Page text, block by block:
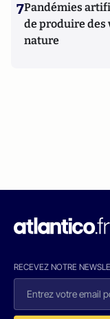
7Pandémies
de produire des
nature
RECEVEZ NOTRE